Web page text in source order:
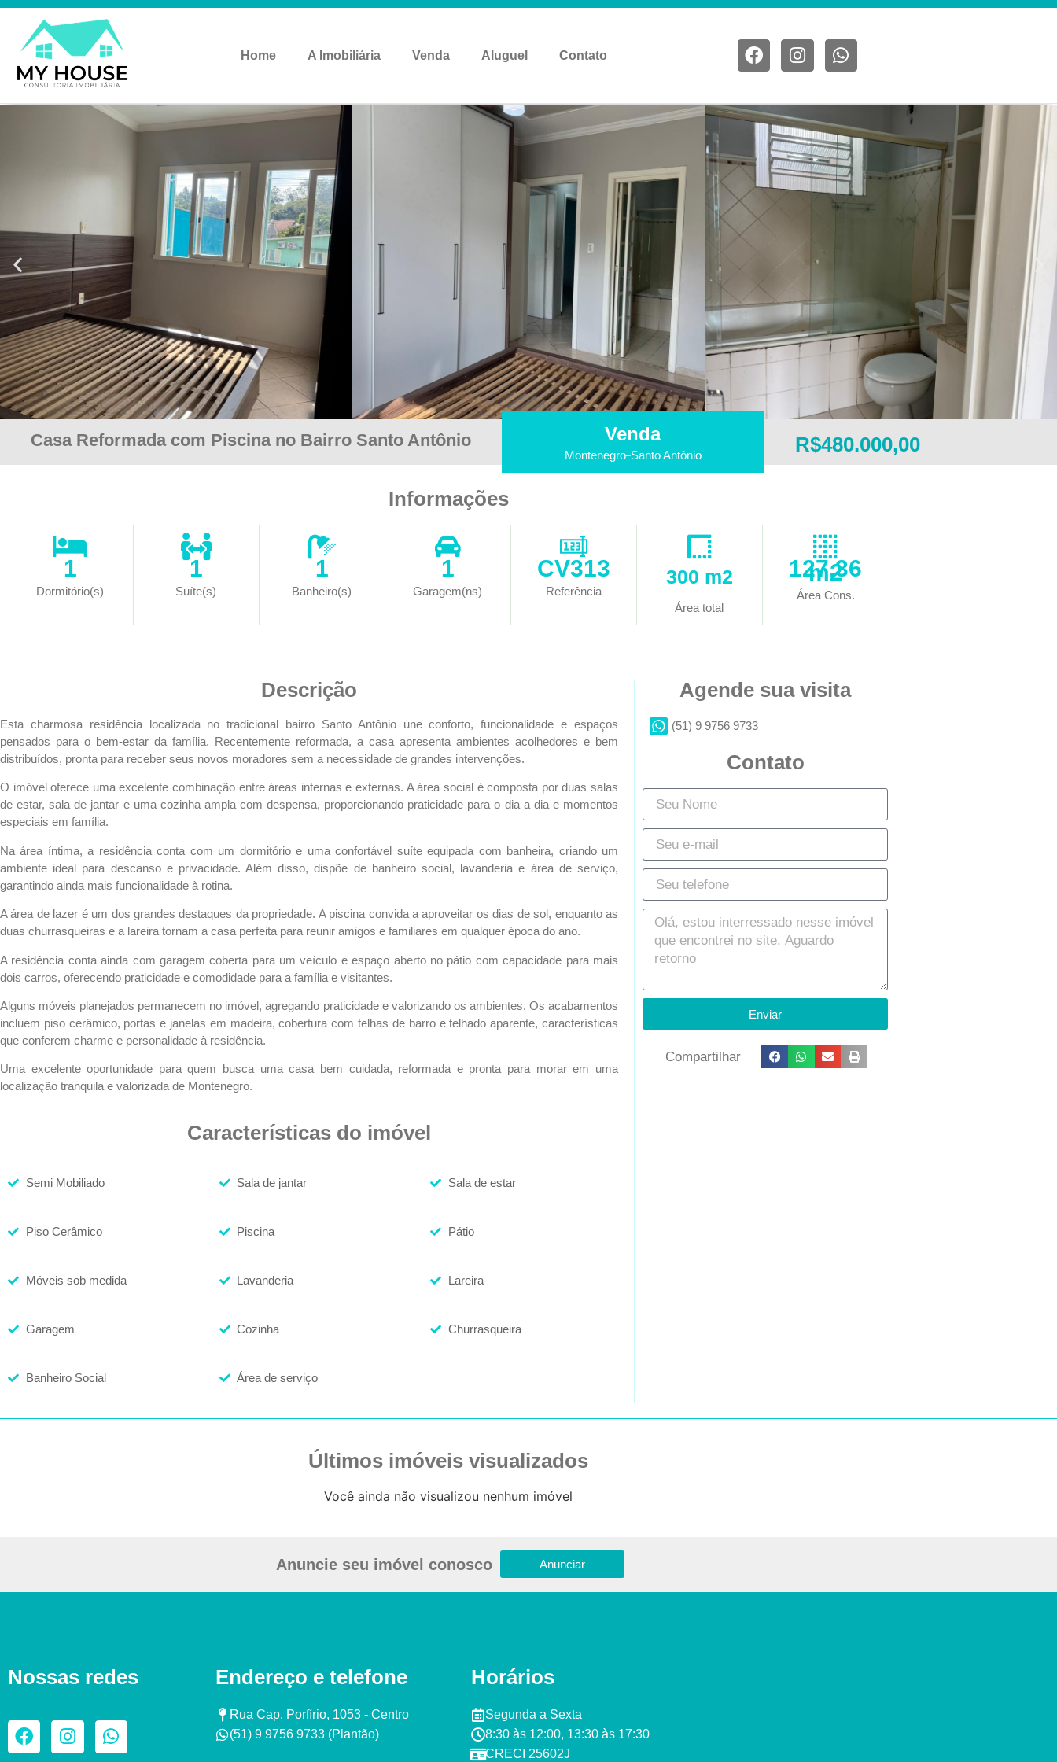
Home A Imobiliária Venda Aluguel Contato
Casa Reformada com Piscina no Bairro Santo Antônio Venda
Montenegro Santo Antônio R$480.000,00
Informações
1
Dormitório(s)
1
Suíte(s)
1
Banheiro(s)
1
Garagem(ns)
CV313
Referência
300 m2
Área total
127,36
m2
Área Cons.
Descrição
Esta charmosa residência localizada no tradicional bairro Santo Antônio une conforto, funcionalidade e espaços
pensados para o bem-estar da família. Recentemente reformada, a casa apresenta ambientes acolhedores e bem
distribuídos, pronta para receber seus novos moradores sem a necessidade de grandes intervenções.
O imóvel oferece uma excelente combinação entre áreas internas e externas. A área social é composta por duas salas
de estar, sala de jantar e uma cozinha ampla com despensa, proporcionando praticidade para o dia a dia e momentos
especiais em família.
Na área íntima, a residência conta com um dormitório e uma confortável suíte equipada com banheira, criando um
ambiente ideal para descanso e privacidade. Além disso, dispõe de banheiro social, lavanderia e área de serviço,
garantindo ainda mais funcionalidade à rotina.
A área de lazer é um dos grandes destaques da propriedade. A piscina convida a aproveitar os dias de sol, enquanto as
duas churrasqueiras e a lareira tornam a casa perfeita para reunir amigos e familiares em qualquer época do ano.
A residência conta ainda com garagem coberta para um veículo e espaço aberto no pátio com capacidade para mais
dois carros, oferecendo praticidade e comodidade para a família e visitantes.
Alguns móveis planejados permanecem no imóvel, agregando praticidade e valorizando os ambientes. Os acabamentos
incluem piso cerâmico, portas e janelas em madeira, cobertura com telhas de barro e telhado aparente, características
que conferem charme e personalidade à residência.
Uma excelente oportunidade para quem busca uma casa bem cuidada, reformada e pronta para morar em uma
localização tranquila e valorizada de Montenegro.
Características do imóvel
Semi Mobiliado Sala de jantar Sala de estar
Piso Cerâmico Piscina Pátio
Móveis sob medida Lavanderia Lareira
Garagem Cozinha Churrasqueira
Banheiro Social Área de serviço
Agende sua visita
(51) 9 9756 9733
Contato
Enviar
Compartilhar
Últimos imóveis visualizados
Você ainda não visualizou nenhum imóvel
Anuncie seu imóvel conosco Anunciar
Nossas redes Endereço e telefone
Rua Cap. Porfírio, 1053 - Centro
(51) 9 9756 9733 (Plantão)​
Horários
Segunda a Sexta ​
8:30 às 12:00, 13:30 às 17:30​​
CRECI 25602J​